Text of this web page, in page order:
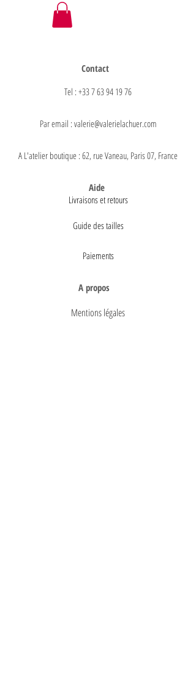
Contact
Tel : +33 7 63 94 19 76
Par email : valerie@valerielachuer.com
A L'atelier boutique : 62, rue Vaneau, Paris 07, France
Aide
Livraisons et retours
Guide des tailles
Paiements
A propos
Mentions légales